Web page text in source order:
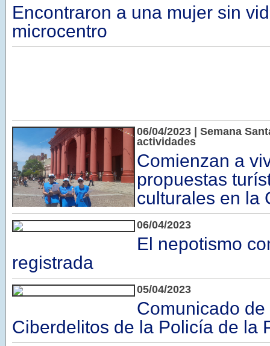
Encontraron a una mujer sin
microcentro
06/04/2023 | Semana
actividades
Comienzan a
propuestas
culturales en la
06/04/2023
El nepotismo
registrada
05/04/2023
Comunicado
Ciberdelitos de la Policía de la